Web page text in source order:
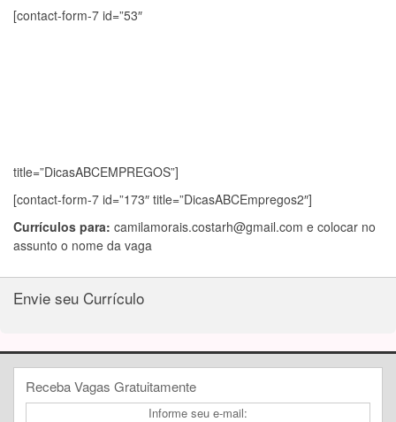
[contact-form-7 id=”53″
title=”DicasABCEMPREGOS”]
[contact-form-7 id=”173″ title=”DicasABCEmpregos2″]
Currículos para: camilamorais.costarh@gmail.com e colocar no
assunto o nome da vaga
Envie seu Currículo
Receba Vagas Gratuitamente
Informe seu e-mail: